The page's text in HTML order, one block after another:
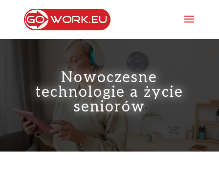
Nowoczesne
technologie a życie
seniorów